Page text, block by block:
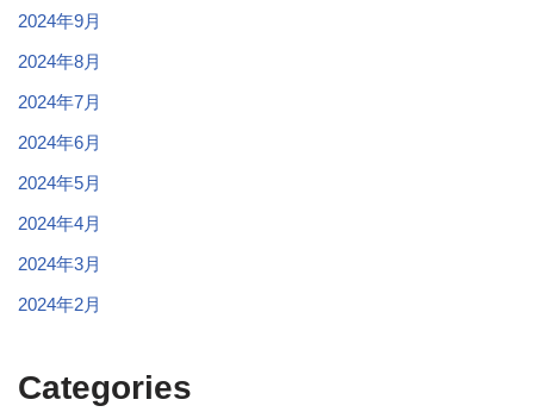
2024年9月
2024年8月
2024年7月
2024年6月
2024年5月
2024年4月
2024年3月
2024年2月
Categories